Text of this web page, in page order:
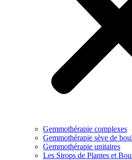
Gemmothérapie complexes
Gemmothérapie sève de
Gemmothérapie unitaires
Les Sirops de Plantes et